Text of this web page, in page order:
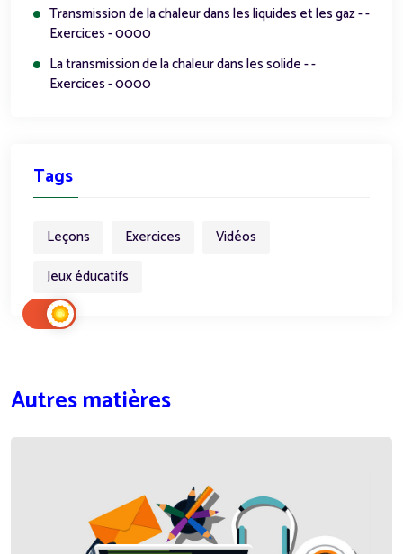
Transmission de la chaleur dans les liquides et les gaz - -
Exercices - 0000
La transmission de la chaleur dans les solide - -
Exercices - 0000
Tags
Leçons Exercices
Vidéos
Jeux éducatifs
Autres matières